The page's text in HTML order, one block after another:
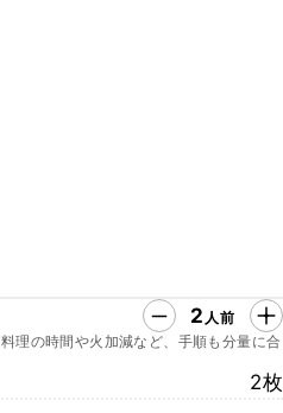
2 人前
理の時間や火加減など、手順も分量に合
2枚